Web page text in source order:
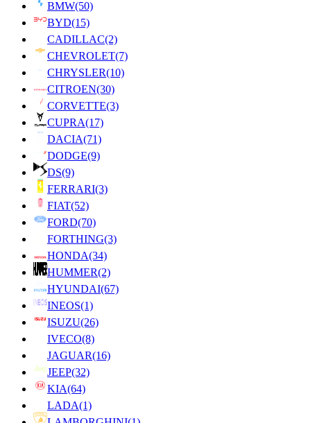
BMW(50)
BYD(15)
CADILLAC(2)
CHEVROLET(7)
CHRYSLER(10)
CITROEN(30)
CORVETTE(3)
CUPRA(17)
DACIA(71)
DODGE(9)
DS(9)
FERRARI(3)
FIAT(52)
FORD(70)
FORTHING(3)
HONDA(34)
HUMMER(2)
HYUNDAI(67)
INEOS(1)
ISUZU(26)
IVECO(8)
JAGUAR(16)
JEEP(32)
KIA(64)
LADA(1)